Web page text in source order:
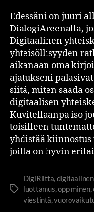
Edessäni on juuri
DialogiAreenalla,
Digitaalinen
yhteisöllisyyden
aikanaan oma
ajatukseni
siitä, miten saada
digitaalisen
Kuvitellaanpa iso
toisilleen
yhdistää
joilla on hyvin
DigiRiitta,digitaalinen
luottamus,oppiminen,
viestintä,